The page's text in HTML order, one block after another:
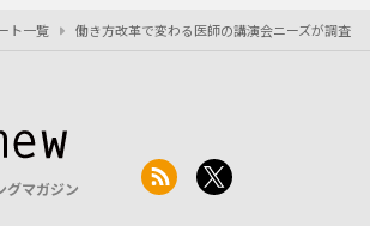
ト一覧 働き方改革で変わる医師の講演会ニーズが調査
グマガジン